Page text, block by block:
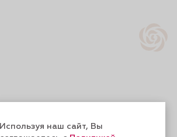
Используя наш сайт, Вы